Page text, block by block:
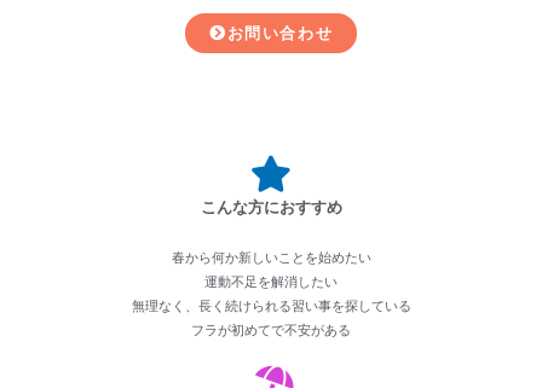
お問い合わせ
こんな方におすすめ
春から何か新しいことを始めたい
運動不足を解消したい
無理なく、長く続けられる習い事を探している
フラが初めてで不安がある